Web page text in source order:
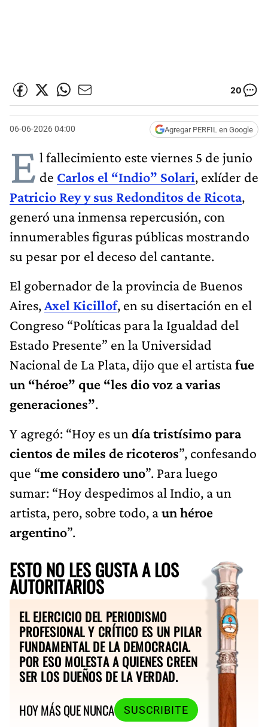
20
06-06-2026 04:00 Agregar PERFIL en Google
E l fallecimiento este viernes 5 de junio
de Carlos el “Indio” Solari, exlíder de
Patricio Rey y sus Redonditos de Ricota,
generó una inmensa repercusión, con
innumerables figuras públicas mostrando
su pesar por el deceso del cantante.
El gobernador de la provincia de Buenos
Aires,Axel Kicillof, en su disertación en el
Congreso “Políticas para la Igualdad del
Estado Presente” en la Universidad
Nacional de La Plata, dijo que el artistafue
un “héroe” que “les dio voz a varias
generaciones”.
Y agregó: “Hoy es un día tristísimo para
cientos de miles de ricoteros”, confesando
que “me considero uno”. Para luego
sumar: “Hoy despedimos al Indio, a un
artista, pero, sobre todo, aun héroe
argentino”.
ESTO NO LES GUSTA A LOS
AUTORITARIOS
EL EJERCICIO DEL PERIODISMO
PROFESIONAL Y CRÍTICO ES UN PILAR
FUNDAMENTAL DE LA DEMOCRACIA.
POR ESO MOLESTA A QUIENES CREEN
SER LOS DUEÑOS DE LA VERDAD.
HOY MÁS QUE NUNCA
SUSCRIBITE